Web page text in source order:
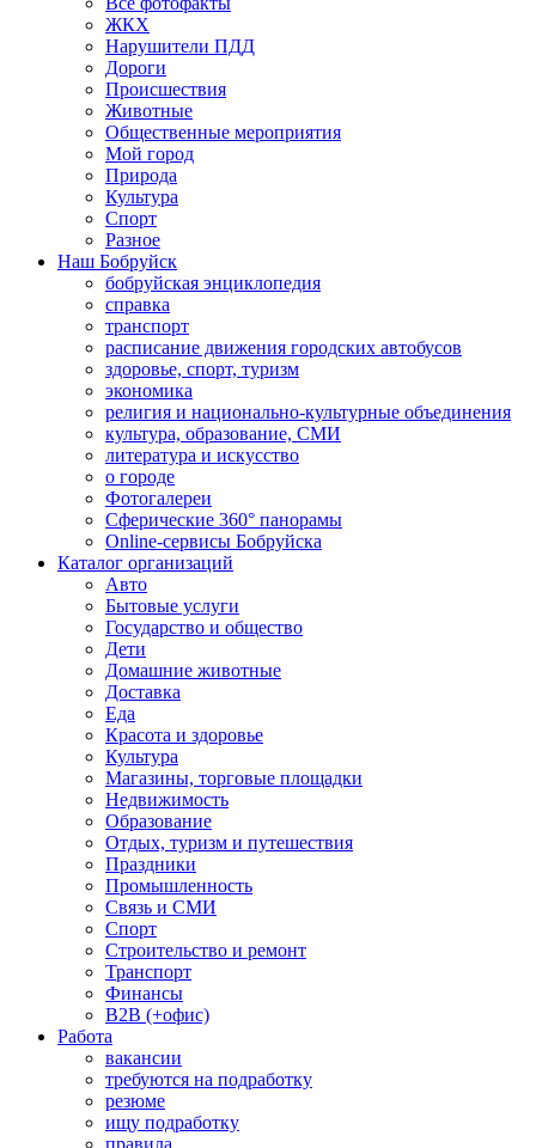
ЖКХ
Нарушители ПДД
Дороги
Происшествия
Животные
Общественные мероприятия
Мой город
Природа
Культура
Спорт
Разное
Наш Бобруйск
бобруйская энциклопедия
справка
транспорт
расписание движения городских автобусов
здоровье, спорт, туризм
экономика
религия и национально-культурные объединения
культура, образование, СМИ
литература и искусство
о городе
Фотогалереи
Сферические 360° панорамы
Online-сервисы Бобруйска
Каталог организаций
Авто
Бытовые услуги
Государство и общество
Дети
Домашние животные
Доставка
Еда
Красота и здоровье
Культура
Магазины, торговые площадки
Недвижимость
Образование
Отдых, туризм и путешествия
Праздники
Промышленность
Связь и СМИ
Спорт
Строительство и ремонт
Транспорт
Финансы
B2B (+офис)
Работа
вакансии
требуются на подработку
резюме
ищу подработку
правила